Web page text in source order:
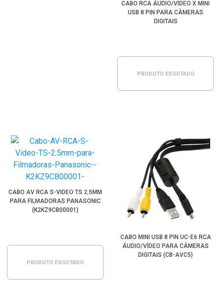
CABO RCA ÁUDIO/VÍDEO X MINI
USB 8 PIN PARA CÂMERAS
DIGITAIS
PRODUTO ESGOTADO
CABO AV RCA S-VIDEO TS 2.5MM
PARA FILMADORAS PANASONIC
(K2KZ9CB00001)
PRODUTO ESGOTADO
CABO MINI USB 8 PIN UC-E6 RCA
ÁUDIO/VÍDEO PARA CÂMERAS
DIGITAIS (CB-AVC5)